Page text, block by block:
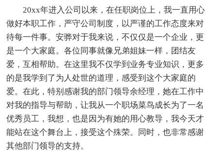
20xx年进入公司以来，在任职岗位上，我一直用心
做好本职工作，严守公司制度，以严谨的工作态度来对
待每一件事。安骅对于我来说，不仅仅是一个企业，更
是一个大家庭。各位同事就像兄弟姐妹一样，团结友
爱，互相帮助。在这里我不仅学到业务专业知识，更多
的是我学到了为人处世的道理，感受到这个大家庭的
爱。在此，特别感谢我的部门领导余经理，她在工作中
对我的指导与帮助，让我从一个职场菜鸟成长为了一名
优秀员工，我想，也是因为有她的用心教导，我今天才
能站在这个舞台上，接受这个殊荣。同时，也非常感谢
其他部门领导的支持。